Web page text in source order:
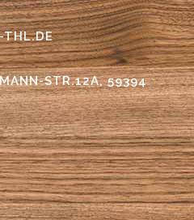
THL.DE
STR.12A, 59394